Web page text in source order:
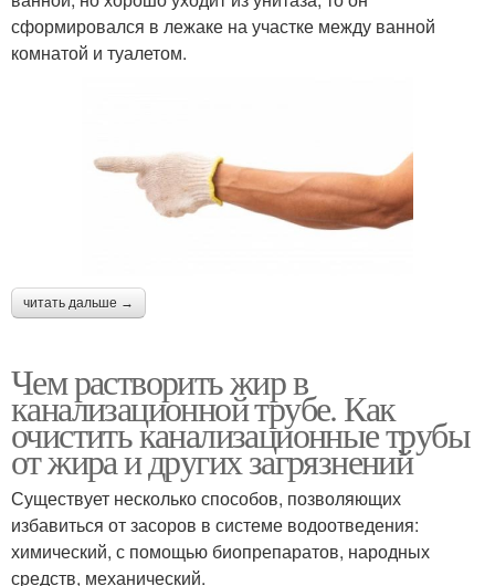
сформировался в лежаке на участке между ванной
комнатой и туалетом.
читать дальше →
Чем растворить жир в
канализационной трубе. Как
очистить канализационные трубы
от жира и других загрязнений
Существует несколько способов, позволяющих
избавиться от засоров в системе водоотведения:
химический, с помощью биопрепаратов, народных
средств, механический.